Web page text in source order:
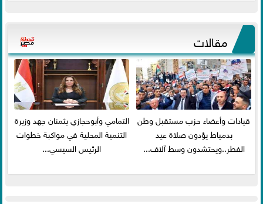
مقالات
قيادات وأعضاء حزب مستقبل وطن
بدمياط يؤدون صلاة عيد
الفطر..ويحتشدون وسط آلاف...
التمامي وأبوحجازي يثمنان جهد وزيرة
التنمية المحلية في مواكبة خطوات
الرئيس السيسي...